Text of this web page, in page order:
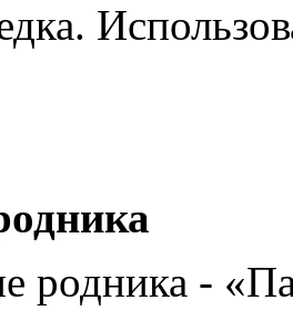
родника -